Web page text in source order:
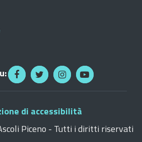
di accessibilità
Piceno - Tutti i diritti riservati